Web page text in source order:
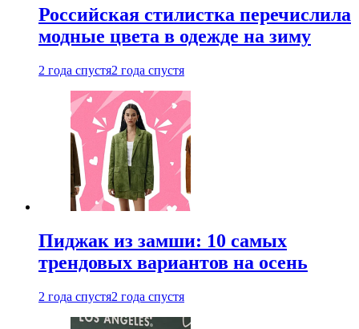
Российская стилистка перечислила
модные цвета в одежде на зиму
2 года спустя2 года спустя
Пиджак из замши: 10 самых
трендовых вариантов на осень
2 года спустя2 года спустя